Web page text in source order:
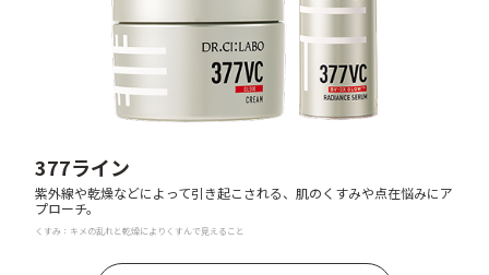
377ライン
紫外線や乾燥などによって引き起こされる、肌のくすみや点在悩みにア
プローチ。
くすみ：キメの乱れと乾燥によりくすんで見えること